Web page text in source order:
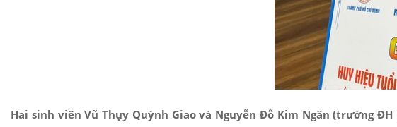
Hai sinh viên Vũ Thụy Quỳnh Giao và Nguyễn Đỗ Kim Ngân (trường